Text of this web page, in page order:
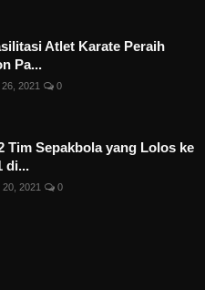
Atlet Karate Peraih
Pa...
2021 0
Tim Sepakbola yang Lolos ke
di...
20, 2021 0